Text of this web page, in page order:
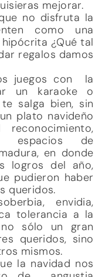
mejorar.
no disfruta la
como una
¿Qué tal
regalos damos
juegos con la
un karaoke o
salga bien, sin
plato navideño
espacios de
en donde
logros del año,
pudieron haber
queridos.
envidia,
tolerancia a la
sólo un gran
queridos, sino
mismos.
la navidad nos